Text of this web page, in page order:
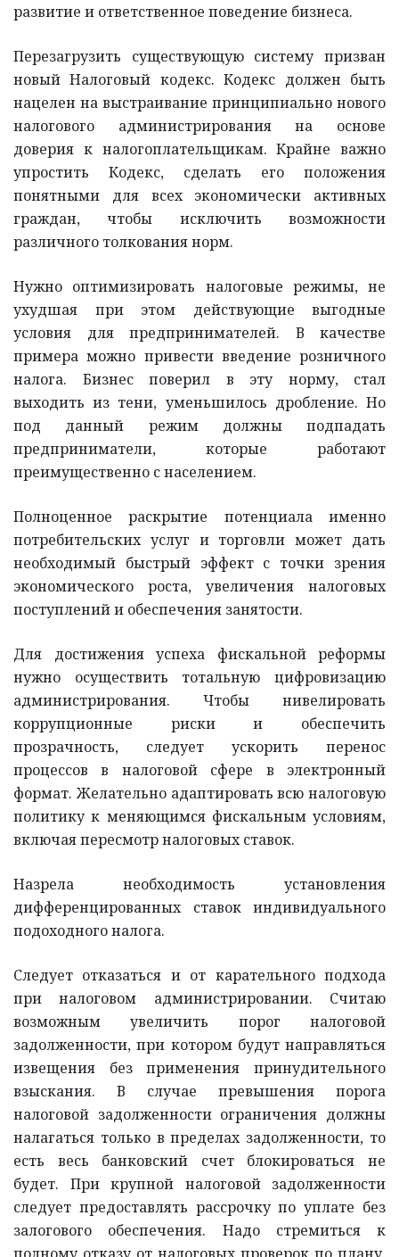
развитие и ответственное поведение бизнеса.
Перезагрузить существующую систему призван
новый Налоговый кодекс. Кодекс должен быть
нацелен на выстраивание принципиально нового
налогового администрирования на основе
доверия к налогоплательщикам. Крайне важно
упростить Кодекс, сделать его положения
понятными для всех экономически активных
граждан, чтобы исключить возможности
различного толкования норм.
Нужно оптимизировать налоговые режимы, не
ухудшая при этом действующие выгодные
условия для предпринимателей. В качестве
примера можно привести введение розничного
налога. Бизнес поверил в эту норму, стал
выходить из тени, уменьшилось дробление. Но
под данный режим должны подпадать
предприниматели, которые работают
преимущественно с населением.
Полноценное раскрытие потенциала именно
потребительских услуг и торговли может дать
необходимый быстрый эффект с точки зрения
экономического роста, увеличения налоговых
поступлений и обеспечения занятости.
Для достижения успеха фискальной реформы
нужно осуществить тотальную цифровизацию
администрирования. Чтобы нивелировать
коррупционные риски и обеспечить
прозрачность, следует ускорить перенос
процессов в налоговой сфере в электронный
формат. Желательно адаптировать всю налоговую
политику к меняющимся фискальным условиям,
включая пересмотр налоговых ставок.
Назрела необходимость установления
дифференцированных ставок индивидуального
подоходного налога.
Следует отказаться и от карательного подхода
при налоговом администрировании. Считаю
возможным увеличить порог налоговой
задолженности, при котором будут направляться
извещения без применения принудительного
взыскания. В случае превышения порога
налоговой задолженности ограничения должны
налагаться только в пределах задолженности, то
есть весь банковский счет блокироваться не
будет. При крупной налоговой задолженности
следует предоставлять рассрочку по уплате без
залогового обеспечения. Надо стремиться к